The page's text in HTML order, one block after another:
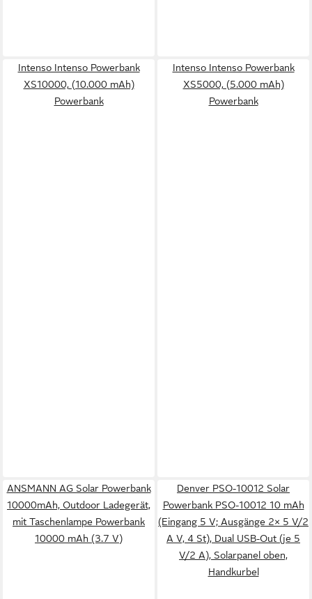
Intenso Intenso Powerbank
XS10000, (10.000 mAh)
Powerbank
Intenso Intenso Powerbank
XS5000, (5.000 mAh)
Powerbank
ANSMANN AG Solar Powerbank
10000mAh, Outdoor Ladegerät,
mit Taschenlampe Powerbank
10000 mAh (3.7 V)
Denver PSO-10012 Solar
Powerbank PSO-10012 10 mAh
(Eingang 5 V; Ausgänge 2× 5 V/2
A V, 4 St), Dual USB-Out (je 5
V/2 A), Solarpanel oben,
Handkurbel